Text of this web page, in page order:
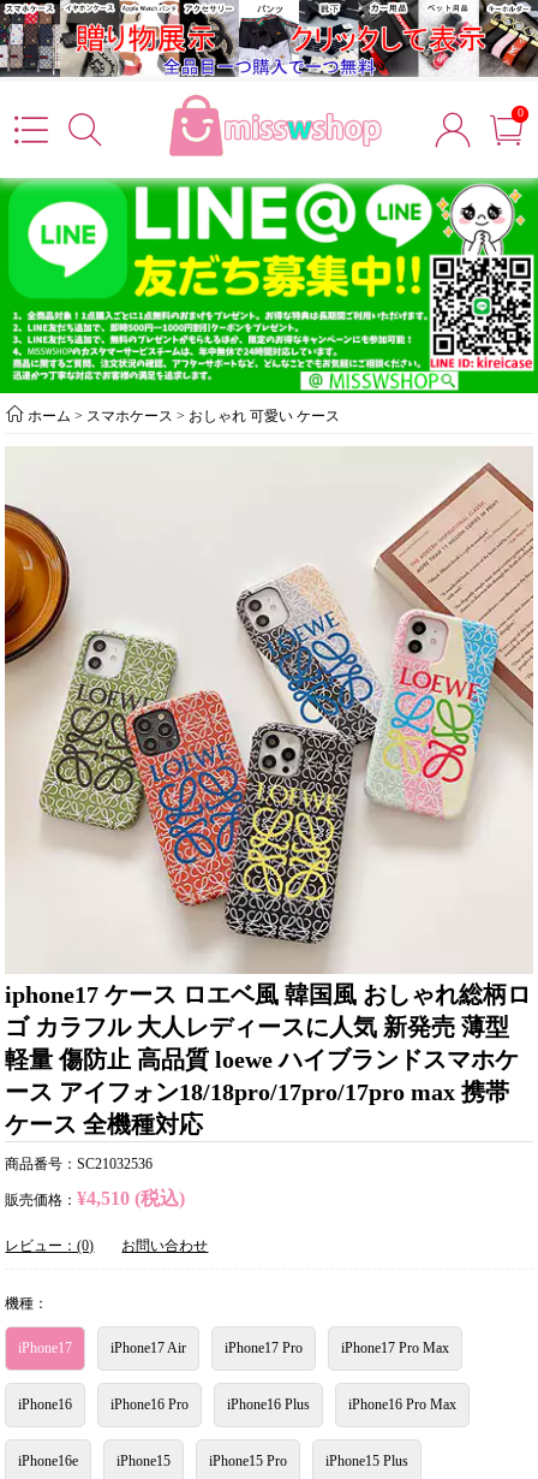
0
ホーム > スマホケース > おしゃれ 可愛い ケース
iphone17 ケース ロエベ風 韓国風 おしゃれ総柄ロ
ゴ カラフル 大人レディースに人気 新発売 薄型
軽量 傷防止 高品質 loewe ハイブランドスマホケ
ース アイフォン18/18pro/17pro/17pro max 携帯
ケース 全機種対応
商品番号：SC21032536
販売価格： ¥4,510 (税込)
レビュー：(0) お問い合わせ
機種：
iPhone17 iPhone17 Air iPhone17 Pro iPhone17 Pro Max
iPhone16 iPhone16 Pro iPhone16 Plus iPhone16 Pro Max
iPhone16e iPhone15 iPhone15 Pro iPhone15 Plus